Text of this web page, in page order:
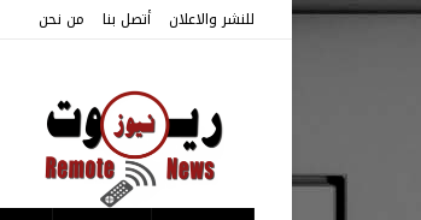
للنشر والاعلان أتصل بنا من نحن